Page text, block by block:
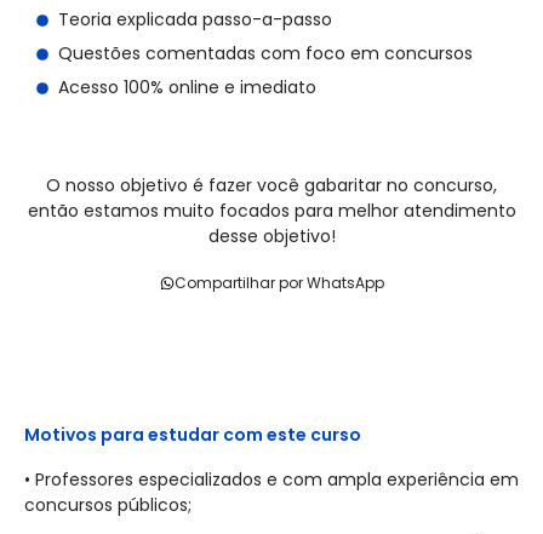
Motivos para estudar com este curso
• Professores especializados e com ampla experiência em
concursos públicos;
Teoria explicada passo-a-passo
Questões comentadas com foco em concursos
Acesso 100% online e imediato
O nosso objetivo é fazer você gabaritar no concurso,
então estamos muito focados para melhor atendimento
desse objetivo!
Compartilhar por WhatsApp